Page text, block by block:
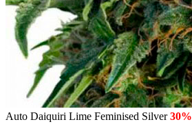
Auto Daiquiri Lime Feminised Silver30%